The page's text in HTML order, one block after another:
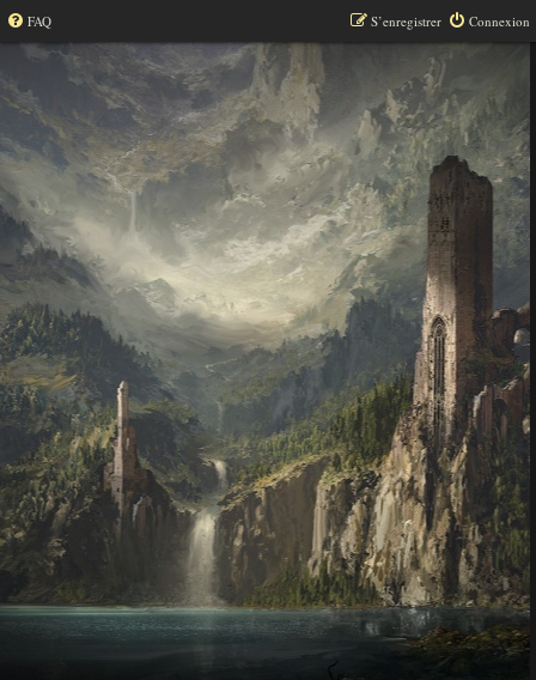
FAQ Connexion
S’enregistrer